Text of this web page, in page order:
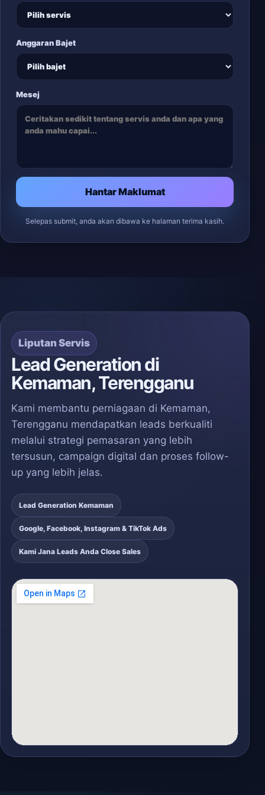
Anggaran Bajet
Mesej
Hantar Maklumat
Selepas submit, anda akan dibawa ke halaman terima kasih.
Liputan Servis
Lead Generation di
Kemaman, Terengganu
Kami membantu perniagaan di Kemaman,
Terengganu mendapatkan leads berkualiti
melalui strategi pemasaran yang lebih
tersusun, campaign digital dan proses follow-
up yang lebih jelas.
Lead Generation Kemaman
Google, Facebook, Instagram & TikTok Ads
Kami Jana Leads Anda Close Sales